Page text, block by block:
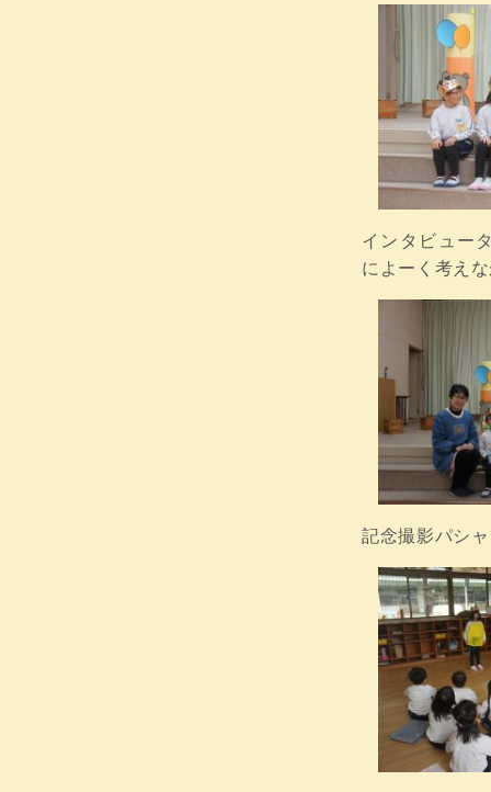
インタビュー
によーく考え
記念撮影パシ